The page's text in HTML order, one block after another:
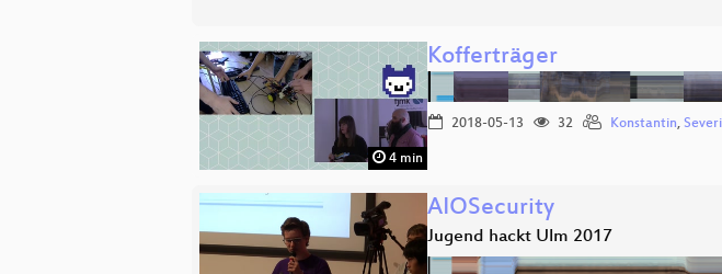
4 min
Kofferträger
2018-05-13 32 Konstantin,
AIOSecurity
Jugend hackt Ulm 2017